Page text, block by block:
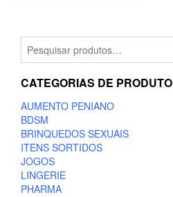
Pesquisar
por:
CATEGORIAS DE PRODUTO
AUMENTO PENIANO
BDSM
BRINQUEDOS SEXUAIS
ITENS SORTIDOS
JOGOS
LINGERIE
PHARMA